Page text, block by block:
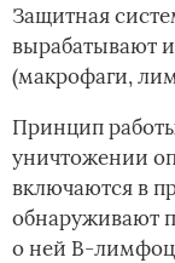
Защитная
вырабатывают
(макрофаги,
Принцип
уничтожении
включаются в
обнаруживают
о ней В-